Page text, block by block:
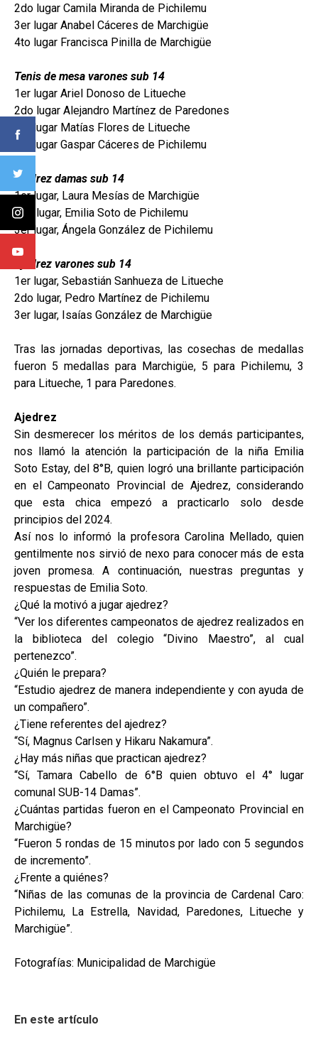
2do lugar Camila Miranda de Pichilemu
3er lugar Anabel Cáceres de Marchigüe
4to lugar Francisca Pinilla de Marchigüe
Tenis de mesa varones sub 14
1er lugar Ariel Donoso de Litueche
2do lugar Alejandro Martínez de Paredones
3er lugar Matías Flores de Litueche
4to lugar Gaspar Cáceres de Pichilemu
Ajedrez damas sub 14
1er lugar, Laura Mesías de Marchigüe
2do lugar, Emilia Soto de Pichilemu
3er lugar, Ángela González de Pichilemu
Ajedrez varones sub 14
1er lugar, Sebastián Sanhueza de Litueche
2do lugar, Pedro Martínez de Pichilemu
3er lugar, Isaías González de Marchigüe
Tras las jornadas deportivas, las cosechas de medallas
fueron 5 medallas para Marchigüe, 5 para Pichilemu, 3
para Litueche, 1 para Paredones.
Ajedrez
Sin desmerecer los méritos de los demás participantes,
nos llamó la atención la participación de la niña Emilia
Soto Estay, del 8°B, quien logró una brillante participación
en el Campeonato Provincial de Ajedrez, considerando
que esta chica empezó a practicarlo solo desde
principios del 2024.
Así nos lo informó la profesora Carolina Mellado, quien
gentilmente nos sirvió de nexo para conocer más de esta
joven promesa. A continuación, nuestras preguntas y
respuestas de Emilia Soto.
¿Qué la motivó a jugar ajedrez?
“Ver los diferentes campeonatos de ajedrez realizados en
la biblioteca del colegio “Divino Maestro”, al cual
pertenezco”.
¿Quién le prepara?
“Estudio ajedrez de manera independiente y con ayuda de
un compañero”.
¿Tiene referentes del ajedrez?
“Sí, Magnus Carlsen y Hikaru Nakamura”.
¿Hay más niñas que practican ajedrez?
“Sí, Tamara Cabello de 6°B quien obtuvo el 4° lugar
comunal SUB-14 Damas”.
¿Cuántas partidas fueron en el Campeonato Provincial en
Marchigüe?
“Fueron 5 rondas de 15 minutos por lado con 5 segundos
de incremento”.
¿Frente a quiénes?
“Niñas de las comunas de la provincia de Cardenal Caro:
Pichilemu, La Estrella, Navidad, Paredones, Litueche y
Marchigüe”.
Fotografías: Municipalidad de Marchigüe
En este artículo